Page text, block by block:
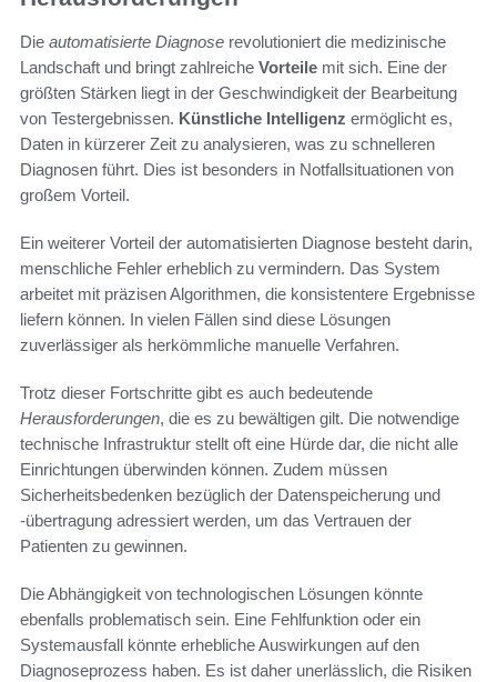
Die automatisierte Diagnose revolutioniert die medizinische
Landschaft und bringt zahlreiche Vorteile mit sich. Eine der
größten Stärken liegt in der Geschwindigkeit der Bearbeitung
von Testergebnissen. Künstliche Intelligenz ermöglicht es,
Daten in kürzerer Zeit zu analysieren, was zu schnelleren
Diagnosen führt. Dies ist besonders in Notfallsituationen von
großem Vorteil.
Ein weiterer Vorteil der automatisierten Diagnose besteht darin,
menschliche Fehler erheblich zu vermindern. Das System
arbeitet mit präzisen Algorithmen, die konsistentere Ergebnisse
liefern können. In vielen Fällen sind diese Lösungen
zuverlässiger als herkömmliche manuelle Verfahren.
Trotz dieser Fortschritte gibt es auch bedeutende
Herausforderungen, die es zu bewältigen gilt. Die notwendige
technische Infrastruktur stellt oft eine Hürde dar, die nicht alle
Einrichtungen überwinden können. Zudem müssen
Sicherheitsbedenken bezüglich der Datenspeicherung und
-übertragung adressiert werden, um das Vertrauen der
Patienten zu gewinnen.
Die Abhängigkeit von technologischen Lösungen könnte
ebenfalls problematisch sein. Eine Fehlfunktion oder ein
Systemausfall könnte erhebliche Auswirkungen auf den
Diagnoseprozess haben. Es ist daher unerlässlich, die Risiken